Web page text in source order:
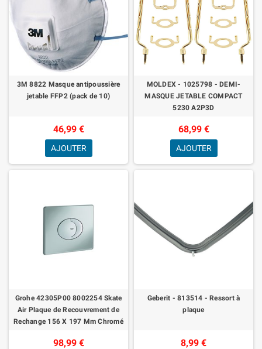
3M 8822 Masque antipoussière
jetable FFP2 (pack de 10)
46,99 €
AJOUTER
MOLDEX - 1025798 - DEMI-
MASQUE JETABLE COMPACT
5230 A2P3D
68,99 €
AJOUTER
Grohe 42305P00 8002254 Skate
Air Plaque de Recouvrement de
Rechange 156 X 197 Mm Chromé
98,99 €
Geberit - 813514 - Ressort à
plaque
8,99 €